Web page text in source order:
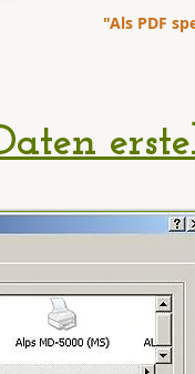
"Als PDF
Daten